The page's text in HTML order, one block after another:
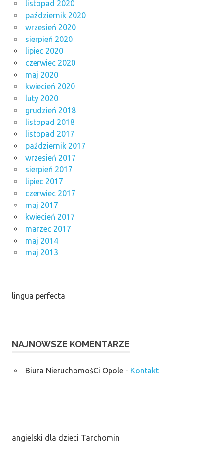
listopad 2020
październik 2020
wrzesień 2020
sierpień 2020
lipiec 2020
czerwiec 2020
maj 2020
kwiecień 2020
luty 2020
grudzień 2018
listopad 2018
listopad 2017
październik 2017
wrzesień 2017
sierpień 2017
lipiec 2017
czerwiec 2017
maj 2017
kwiecień 2017
marzec 2017
maj 2014
maj 2013
lingua perfecta
NAJNOWSZE KOMENTARZE
Biura NieruchomośCi Opole- Kontakt
angielski dla dzieci Tarchomin